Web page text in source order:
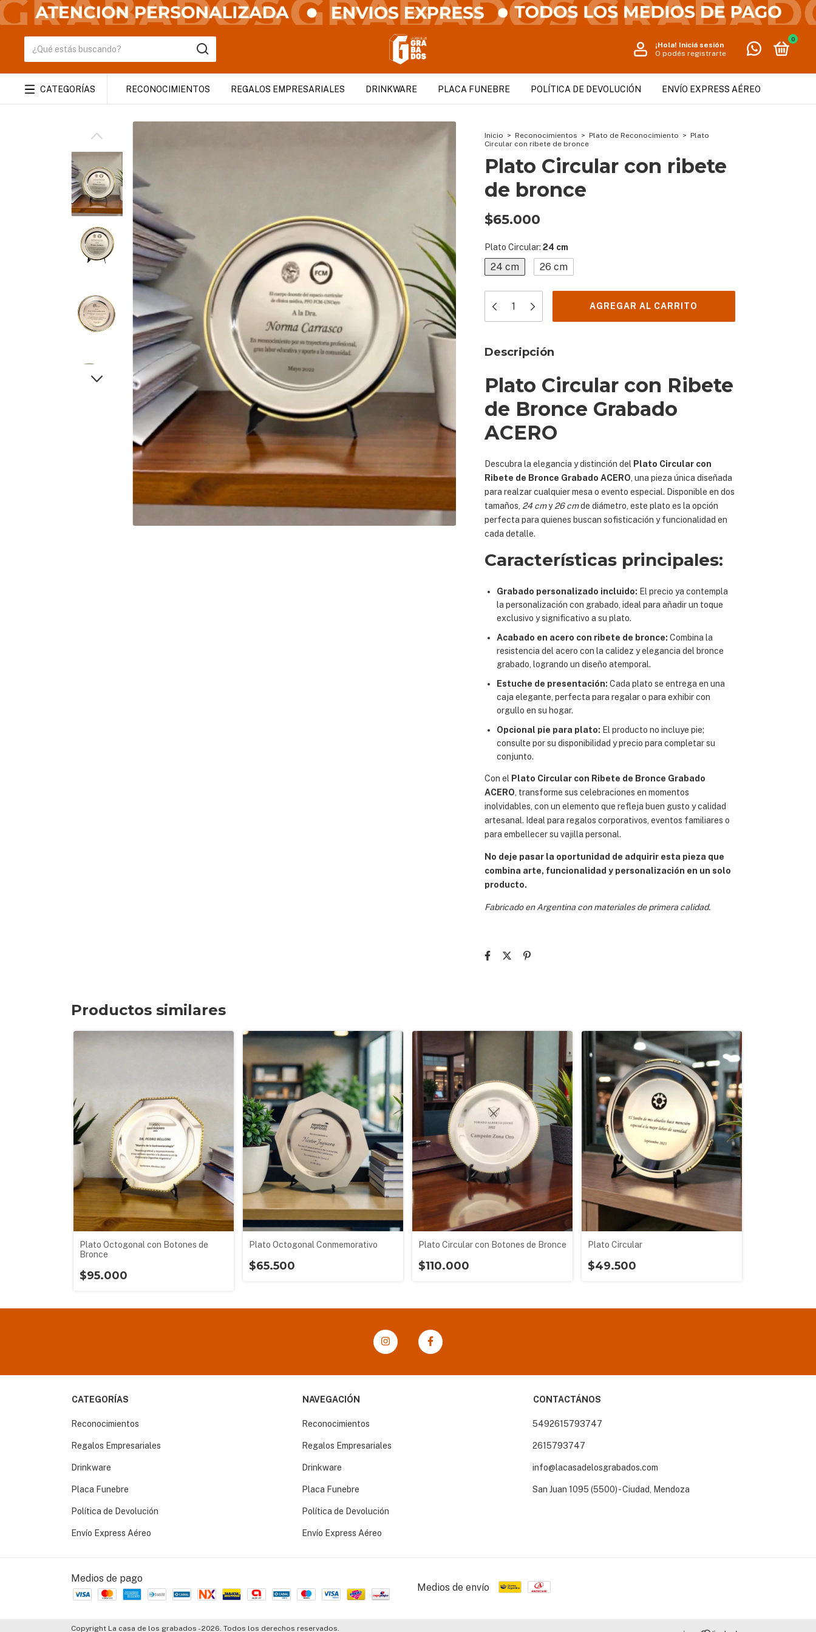
¡Hola! Iniciá sesión
O podés registrarte
0
CATEGORÍAS RECONOCIMIENTOS REGALOS EMPRESARIALES DRINKWARE PLACA FUNEBRE POLÍTICA DE DEVOLUCIÓN ENVÍO EXPRESS AÉREO
Inicio > Reconocimientos > Plato de Reconocimiento > Plato
Circular con ribete de bronce
Plato Circular con ribete
de bronce
$65.000
Plato Circular: 24 cm
24 cm 26 cm
Descripción
Plato Circular con Ribete
de Bronce Grabado
ACERO
Descubra la elegancia y distinción del Plato Circular con
Ribete de Bronce Grabado ACERO, una pieza única diseñada
para realzar cualquier mesa o evento especial. Disponible en dos
tamaños, 24 cmy26 cmde diámetro, este plato es la opción
perfecta para quienes buscan sofisticación y funcionalidad en
cada detalle.
Características principales:
Grabado personalizado incluido: El precio ya contempla
la personalización con grabado, ideal para añadir un toque
exclusivo y significativo a su plato.
Acabado en acero con ribete de bronce: Combina la
resistencia del acero con la calidez y elegancia del bronce
grabado, logrando un diseño atemporal.
Estuche de presentación: Cada plato se entrega en una
caja elegante, perfecta para regalar o para exhibir con
orgullo en su hogar.
Opcional pie para plato: El producto no incluye pie;
consulte por su disponibilidad y precio para completar su
conjunto.
Con el Plato Circular con Ribete de Bronce Grabado
ACERO , transforme sus celebraciones en momentos
inolvidables, con un elemento que refleja buen gusto y calidad
artesanal. Ideal para regalos corporativos, eventos familiares o
para embellecer su vajilla personal.
No deje pasar la oportunidad de adquirir esta pieza que
combina arte, funcionalidad y personalización en un solo
producto.
Fabricado en Argentina con materiales de primera calidad.
Productos similares
Plato Octogonal con Botones de
Bronce
$95.000
Plato Octogonal Conmemorativo
$65.500
Plato Circular con Botones de Bronce
$110.000
Plato Circular
$49.500
CATEGORÍAS
Reconocimientos
Regalos Empresariales
Drinkware
Placa Funebre
Política de Devolución
Envío Express Aéreo
NAVEGACIÓN
Reconocimientos
Regalos Empresariales
Drinkware
Placa Funebre
Política de Devolución
Envío Express Aéreo
CONTACTÁNOS
5492615793747
2615793747
info@lacasadelosgrabados.com
San Juan 1095 (5500) - Ciudad, Mendoza
Medios de pago
Medios de envío
Copyright La casa de los grabados - 2026. Todos los derechos reservados.